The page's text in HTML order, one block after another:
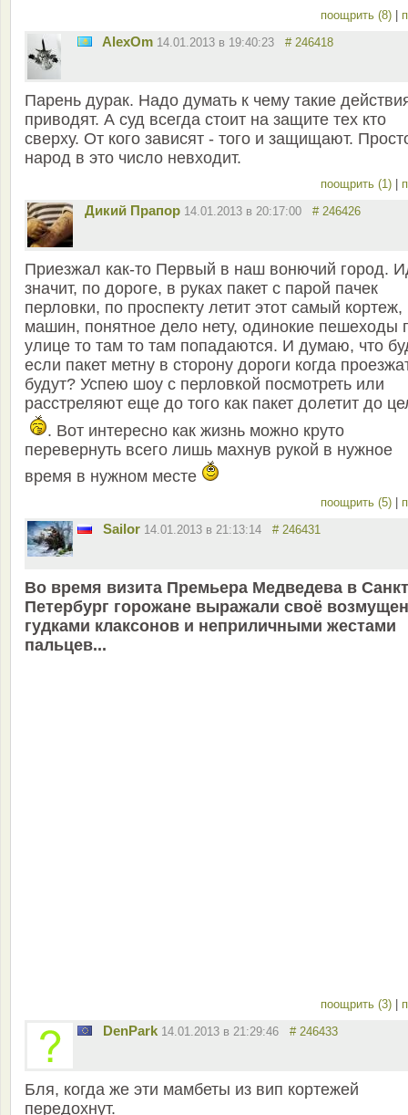
поощрить (8)
AlexOm 14.01.2013 в 19:40:23 # 246418
Парень дурак. Надо думать к чему такие
приводят. А суд всегда стоит на защите тех кто
сверху. От кого зависят - того и защищают.
народ в это число невходит.
поощрить (1)
Дикий Прапор 14.01.2013 в 20:17:00 # 246426
Приезжал как-то Первый в наш вонючий город.
значит, по дороге, в руках пакет с парой пачек
перловки, по проспекту летит этот самый кортеж,
машин, понятное дело нету, одинокие пешеходы
улице то там то там попадаются. И думаю, что
если пакет метну в сторону дороги когда
будут? Успею шоу с перловкой посмотреть или
расстреляют еще до того как пакет долетит до
. Вот интересно как жизнь можно круто
перевернуть всего лишь махнув рукой в нужное
время в нужном месте
поощрить (5)
Sailor 14.01.2013 в 21:13:14 # 246431
Во время визита Премьера Медведева в
Петербург горожане выражали своё
гудками клаксонов и неприличными жестами
пальцев...
поощрить (3)
DenPark 14.01.2013 в 21:29:46 # 246433
Бля, когда же эти мамбеты из вип кортежей
передохнут.